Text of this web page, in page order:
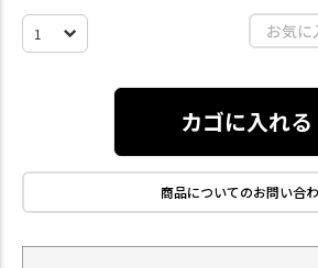
お気に
カゴに入れる
商品についてのお問い合